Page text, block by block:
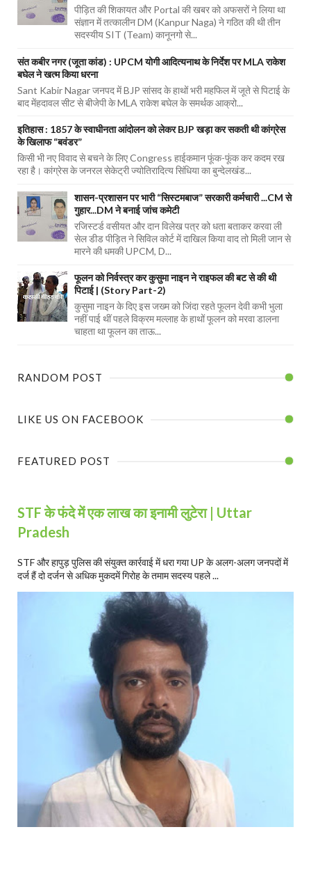
पीड़ित की शिकायत और Portal की खबर को अफसरों ने लिया था
संज्ञान में तत्कालीन DM (Kanpur Naga) ने गठित की थी तीन
सदस्यीय SIT (Team) कानूनगो से...
संत कबीर नगर (जूता कांड) : UPCM योगी आदित्यनाथ के निर्देश पर MLA राकेश
बघेल ने खत्म किया धरना
Sant Kabir Nagar जनपद में BJP सांसद के हाथों भरी महफिल में जूते से पिटाई के
बाद मेंहदावल सीट से बीजेपी के MLA राकेश बघेल के समर्थक आक्रो...
इतिहास : 1857 के स्वाधीनता आंदोलन को लेकर BJP खड़ा कर सकती थी कांग्रेस
के खिलाफ “बवंडर”
किसी भी नए विवाद से बचने के लिए Congress हाईकमान फूंक-फूंक कर कदम रख
रहा है। कांग्रेस के जनरल सेकेट्री ज्योतिरादित्य सिंधिया का बुन्देलखंड...
शासन-प्रशासन पर भारी “सिस्टमबाज” सरकारी कर्मचारी ...CM से
गुहार...DM ने बनाई जांच कमेटी
रजिस्टर्ड वसीयत और दान विलेख पत्र को धता बताकर करवा ली
सेल डीड पीड़ित ने सिविल कोर्ट में दाखिल किया वाद तो मिली जान से
मारने की धमकी UPCM, D...
फूलन को निर्वस्त्र कर कुसुमा नाइन ने राइफल की बट से की थी
पिटाई | (Story Part-2)
कुसुमा नाइन के दिए इस जख्म को जिंदा रहते फूलन देवी कभी भुला
नहीं पाई थीं पहले विक्रम मल्लाह के हाथों फूलन को मरवा डालना
चाहता था फूलन का ताऊ...
RANDOM POST
LIKE US ON FACEBOOK
FEATURED POST
STF के फंदे में एक लाख का इनामी लुटेरा | Uttar
Pradesh
STF और हापुड़ पुलिस की संयुक्त कार्रवाई में धरा गया UP के अलग-अलग जनपदों में
दर्ज हैं दो दर्जन से अधिक मुकदमें गिरोह के तमाम सदस्य पहले ...